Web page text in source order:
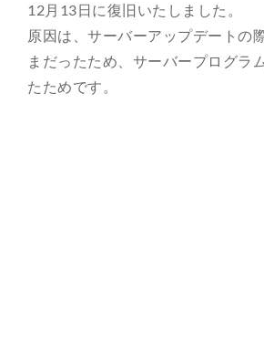
月を知ろう
月と遊ぼう
12月13日に復旧いたしました。
原因は、サーバーアップデートの
まだったため、サーバープログラ
たためです。